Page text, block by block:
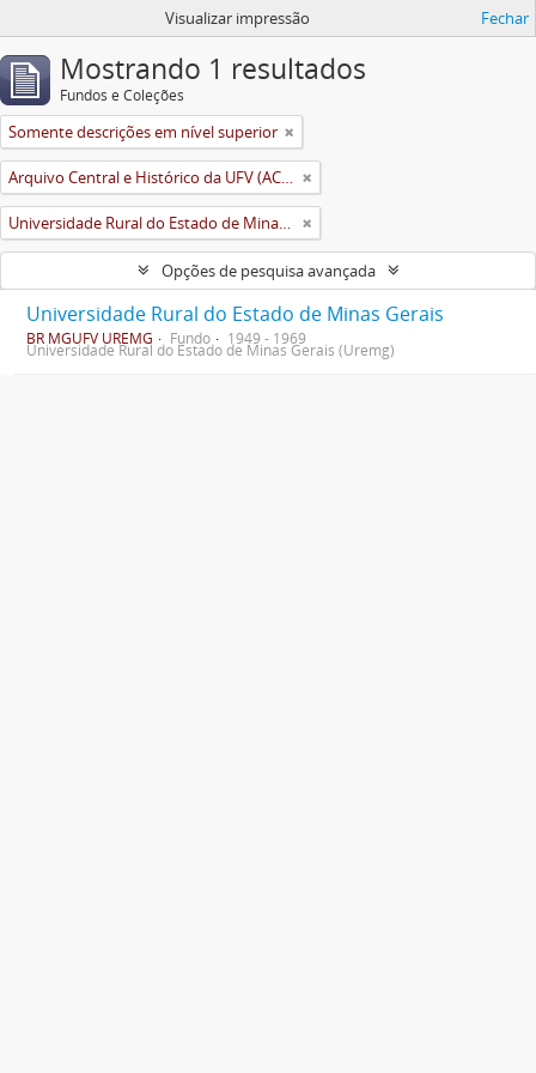
Visualizar impressão Fechar
Mostrando 1 resultados
Fundos e Coleções
Somente descrições em nível superior
Arquivo Central e Histórico da UFV (ACH-UFV)
Universidade Rural do Estado de Minas Gerais (Uremg)
Opções de pesquisa avançada
Universidade Rural do Estado de Minas Gerais
BR MGUFV UREMG Fundo 1949 - 1969
Universidade Rural do Estado de Minas Gerais (Uremg)